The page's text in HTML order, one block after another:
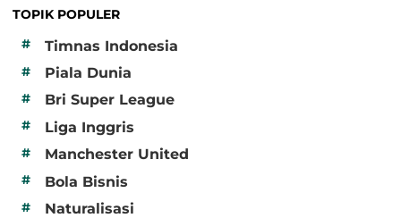
TOPIK POPULER
#
Timnas Indonesia
# Piala Dunia
# Bri Super League
# Liga Inggris
# Manchester United
# Bola Bisnis
# Naturalisasi